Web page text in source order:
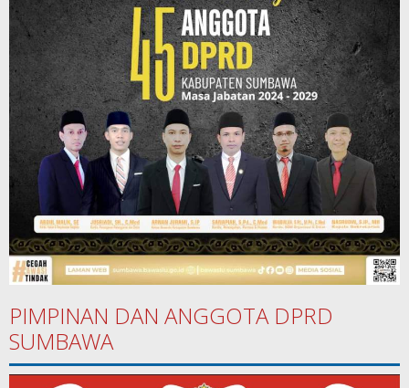
PIMPINAN DAN ANGGOTA DPRD
SUMBAWA